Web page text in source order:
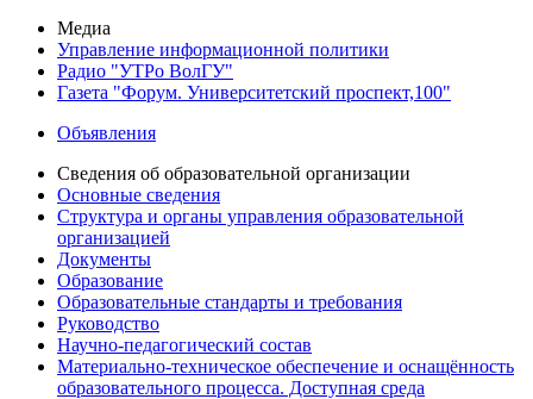
Медиа
Управление информационной политики
Радио "УТРо ВолГУ"
Газета "Форум. Университетский проспект,100"
Объявления
Сведения об образовательной организации
Основные сведения
Структура и органы управления образовательной
организацией
Документы
Образование
Образовательные стандарты и требования
Руководство
Научно-педагогический состав
Материально-техническое обеспечение и оснащённость
образовательного процесса. Доступная среда